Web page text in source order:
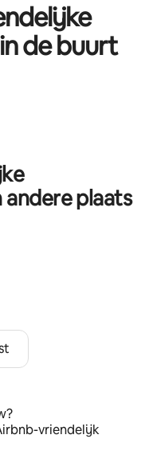
de buurt
plaats
vriendelijk